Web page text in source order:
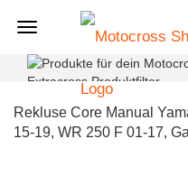
Rekluse Core Manual
15-19, WR 250 F 01-17,